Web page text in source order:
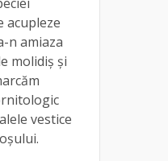
acupleze
n amiaza
molidiş şi
vestice